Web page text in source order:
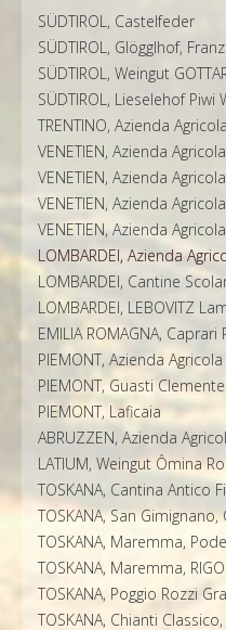
SÜDTIROL, Castelfeder
SÜDTIROL, Glögglhof,
SÜDTIROL, Weingut
SÜDTIROL, Lieselehof Piwi
TRENTINO, Azienda
VENETIEN, Azienda
VENETIEN, Azienda
VENETIEN, Azienda
VENETIEN, Azienda
LOMBARDEI, Azienda
LOMBARDEI, Cantine
LOMBARDEI, LEBOVITZ
EMILIA ROMAGNA, Caprari
PIEMONT, Azienda
PIEMONT, Guasti Clemente
PIEMONT, Laficaia
ABRUZZEN, Azienda
LATIUM, Weingut Ômina
TOSKANA, Cantina Antico
TOSKANA, San
TOSKANA, Maremma,
TOSKANA, Maremma,
TOSKANA, Poggio Rozzi
TOSKANA, Chianti